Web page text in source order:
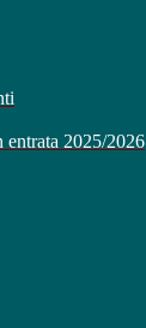
entrata 2025/2026